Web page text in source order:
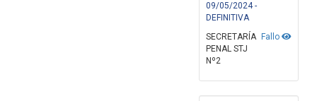
09/05/2024 -
DEFINITIVA
Fallo
SECRETARÍA
PENAL STJ
Nº2